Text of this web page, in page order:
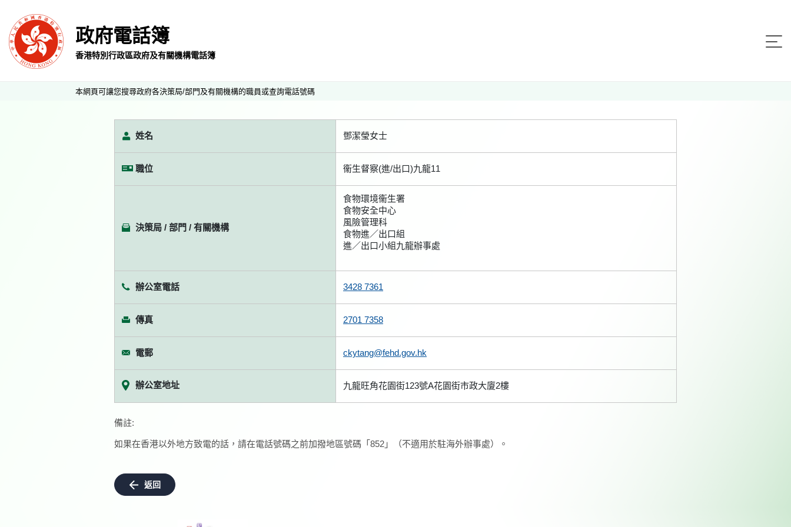
政府電話簿
香港特別行政區政府及有關機構電話簿
本網頁可讓您搜尋政府各決策局/部門及有關機構的職員或查詢電話號碼
姓名 鄧潔瑩女士
職位 衞生督察(進/出口)九龍11
決策局 / 部門 / 有關機構
食物環境衞生署
食物安全中心
風險管理科
食物進／出口組
進／出口小組九龍辦事處
辦公室電話 3428 7361
傳真 2701 7358
電郵 ckytang@fehd.gov.hk
辦公室地址 九龍旺角花園街123號A花園街市政大廈2樓
備註:
如果在香港以外地方致電的話，請在電話號碼之前加撥地區號碼「852」（不適用於駐海外辦事處）。
返回